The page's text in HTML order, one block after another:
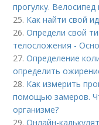
прогулку.
25. Как найти свой
26.Определи свой
телосложения -
27.Определение
определить
28. Как измерить
помощью замеров.
организме?
29.Онлайн-